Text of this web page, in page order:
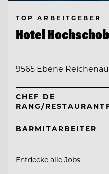
TOP ARBEITGEBER
Hotel
9565 Ebene
CHEF DE
RANG/
BARMITARBEITER
Entdecke alle Jobs